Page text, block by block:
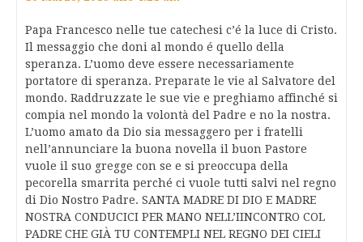
Papa Francesco nelle tue catechesi c’é la luce di Cristo.
Il messaggio che doni al mondo é quello della
speranza. L’uomo deve essere necessariamente
portatore di speranza. Preparate le vie al Salvatore del
mondo. Raddruzzate le sue vie e preghiamo affinché si
compia nel mondo la volontà del Padre e no la nostra.
L’uomo amato da Dio sia messaggero per i fratelli
nell’annunciare la buona novella il buon Pastore
vuole il suo gregge con se e si preoccupa della
pecorella smarrita perché ci vuole tutti salvi nel regno
di Dio Nostro Padre. SANTA MADRE DI DIO E MADRE
NOSTRA CONDUCICI PER MANO NELL’IINCONTRO COL
PADRE CHE GIÀ TU CONTEMPLI NEL REGNO DEI CIELI